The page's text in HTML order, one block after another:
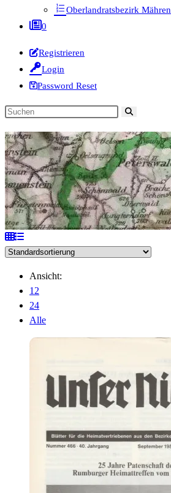
Oberlandratsbezirk Mähren
0
Registrieren
Login
Password Reset
Diese
durchsuchen
Ansicht:
12
24
Alle